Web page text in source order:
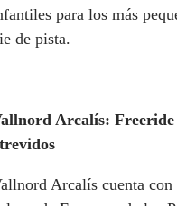
para los más
de pista.
Arcalís: Freeride
Arcalís cuenta con